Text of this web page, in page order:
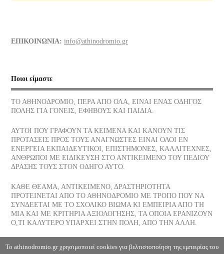
07/07/2026
Οι νεώσοικοι του Πειραιά, ένα σοβαρό στήριγμα της αρχαίας
03/07/2026
Το παγωτό, η λιχουδιά του Καλοκαιριού ποια είναι η διατροφική
του αξία
Αφυδάτωση
29/06/2026
Η Θάλασσα, Κλωντ Ντεμπυσσύ
ΕΠΙΚΟΙΝΩΝΙΑ: info@athinodromio.gr
Ποιοι είμαστε
ΤΟ ΑΘΗΝΟΔΡΟΜΙΟ, ΠΕΡΑ ΑΠΟ ΟΛΑ, ΕΙΝΑΙ ΕΝΑΣ ΟΔΗΓΟΣ
ΠΟΛΗΣ ΓΙΑ ΓΟΝΕΙΣ, ΕΦΗΒΟΥΣ ΚΑΙ ΠΑΙΔΙΑ.
ΑΥΤΟΙ ΠΟΥ ΓΡΑΦΟΥΝ ΤΑ ΚΕΙΜΕΝΑ ΚΑΙ ΚΑΝΟΥΝ ΤΙΣ
ΠΡΟΤΑΣΕΙΣ ΠΡΟΣ ΤΟΥΣ ΑΝΑΓΝΩΣΤΕΣ ΕΙΝΑΙ ΟΛΟΙ ΕΝ
ΕΝΕΡΓΕΙΑ ΕΚΠΑΙΔΕΥΤΙΚΟΙ, ΕΠΙΣΤΗΜΟΝΕΣ, ΚΑΛΛΙΤΕΧΝΕΣ,
ΑΝΘΡΩΠΟΙ ΜΕ ΕΙΔΙΚΕΥΣΗ ΣΤΟ ΑΝΤΙΚΕΙΜΕΝΟ ΤΟΥ ΠΕΔΙΟΥ
ΔΡΑΣΗΣ ΤΟΥΣ ΣΤΟΝ ΟΔΗΓΟ ΑΥΤΟ.
ΚΑΘΕ ΘΕΑΜΑ, ΑΝΤΙΚΕΙΜΕΝΟ, ΔΡΑΣΤΗΡΙΟΤΗΤΑ
ΠΡΟΤΕΙΝΕΤΑΙ ΑΠΟ ΤΟ ΑΘΗΝΟΔΡΟΜΙΟ ΜΕ ΤΡΟΠΟ ΠΟΥ ΝΑ
ΣΥΝΔΕΕΤΑΙ ΜΕ ΤΟ ΣΧΟΛΙΚΟ ΒΙΩΜΑ ΚΙ ΕΜΠΕΙΡΙΑ ΑΠΟ ΤΗ
ΜΙΑ ΚΑΙ ΜΕ ΚΡΙΤΗΡΙΑ ΑΞΙΟΛΟΓΗΣΗΣ, ΤΑ ΟΠΟΙΑ ΕΡΑΝΙΖΟΥΝ
Ο,ΤΙ ΚΑΛΥΤΕΡΟ ΥΠΑΡΧΕΙ ΣΤΗΝ ΠΟΛΗ, ΑΠΟ ΤΗΝ ΑΛΛΗ.
Το athinodromio.gr χρησιμοποιεί cookies για βελτιστοποίηση της εμπειρίας του